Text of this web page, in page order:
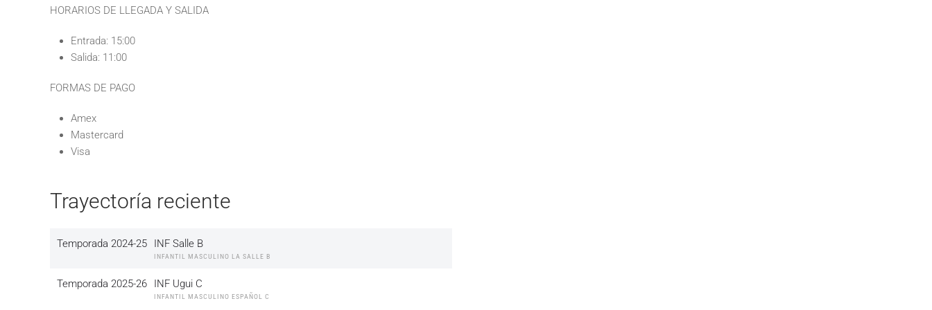
HORARIOS DE LLEGADA Y SALIDA
Entrada: 15:00
Salida: 11:00
FORMAS DE PAGO
Amex
Mastercard
Visa
Trayectoría reciente
Temporada 2024-25 INF Salle B
INFANTIL MASCULINO LA SALLE B
Temporada 2025-26 INF Ugui C
INFANTIL MASCULINO ESPAÑOL C